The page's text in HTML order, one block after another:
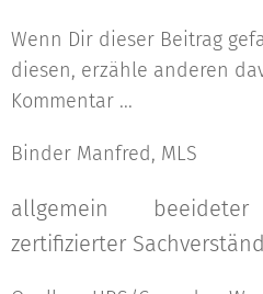
Wenn Dir dieser Beitrag
diesen, erzähle anderen
Kommentar ...
Binder Manfred, MLS
allgemein
zertifizierter